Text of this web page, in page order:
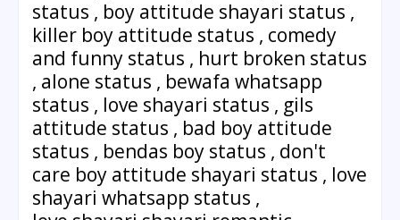
status , boy attitude shayari status ,
killer boy attitude status , comedy
and funny status , hurt broken status
, alone status , bewafa whatsapp
status , love shayari status , gils
attitude status , bad boy attitude
status , bendas boy status , don't
care boy attitude shayari status , love
shayari whatsapp status ,